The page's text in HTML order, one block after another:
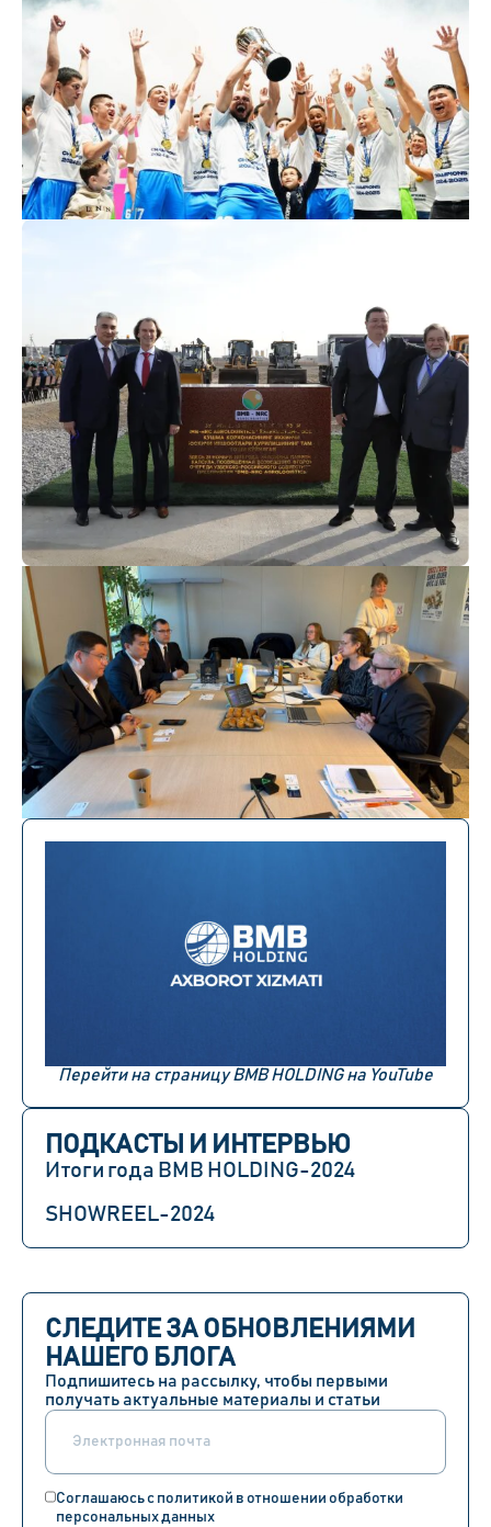
Перейти на страницу BMB HOLDING на YouTube
ПОДКАСТЫ И ИНТЕРВЬЮ
Итоги года BMB HOLDING-2024
SHOWREEL-2024
СЛЕДИТЕ ЗА ОБНОВЛЕНИЯМИ
НАШЕГО БЛОГА
Подпишитесь на рассылку, чтобы первыми
получать актуальные материалы и статьи
Соглашаюсь с политикой в отношении обработки
персональных данных